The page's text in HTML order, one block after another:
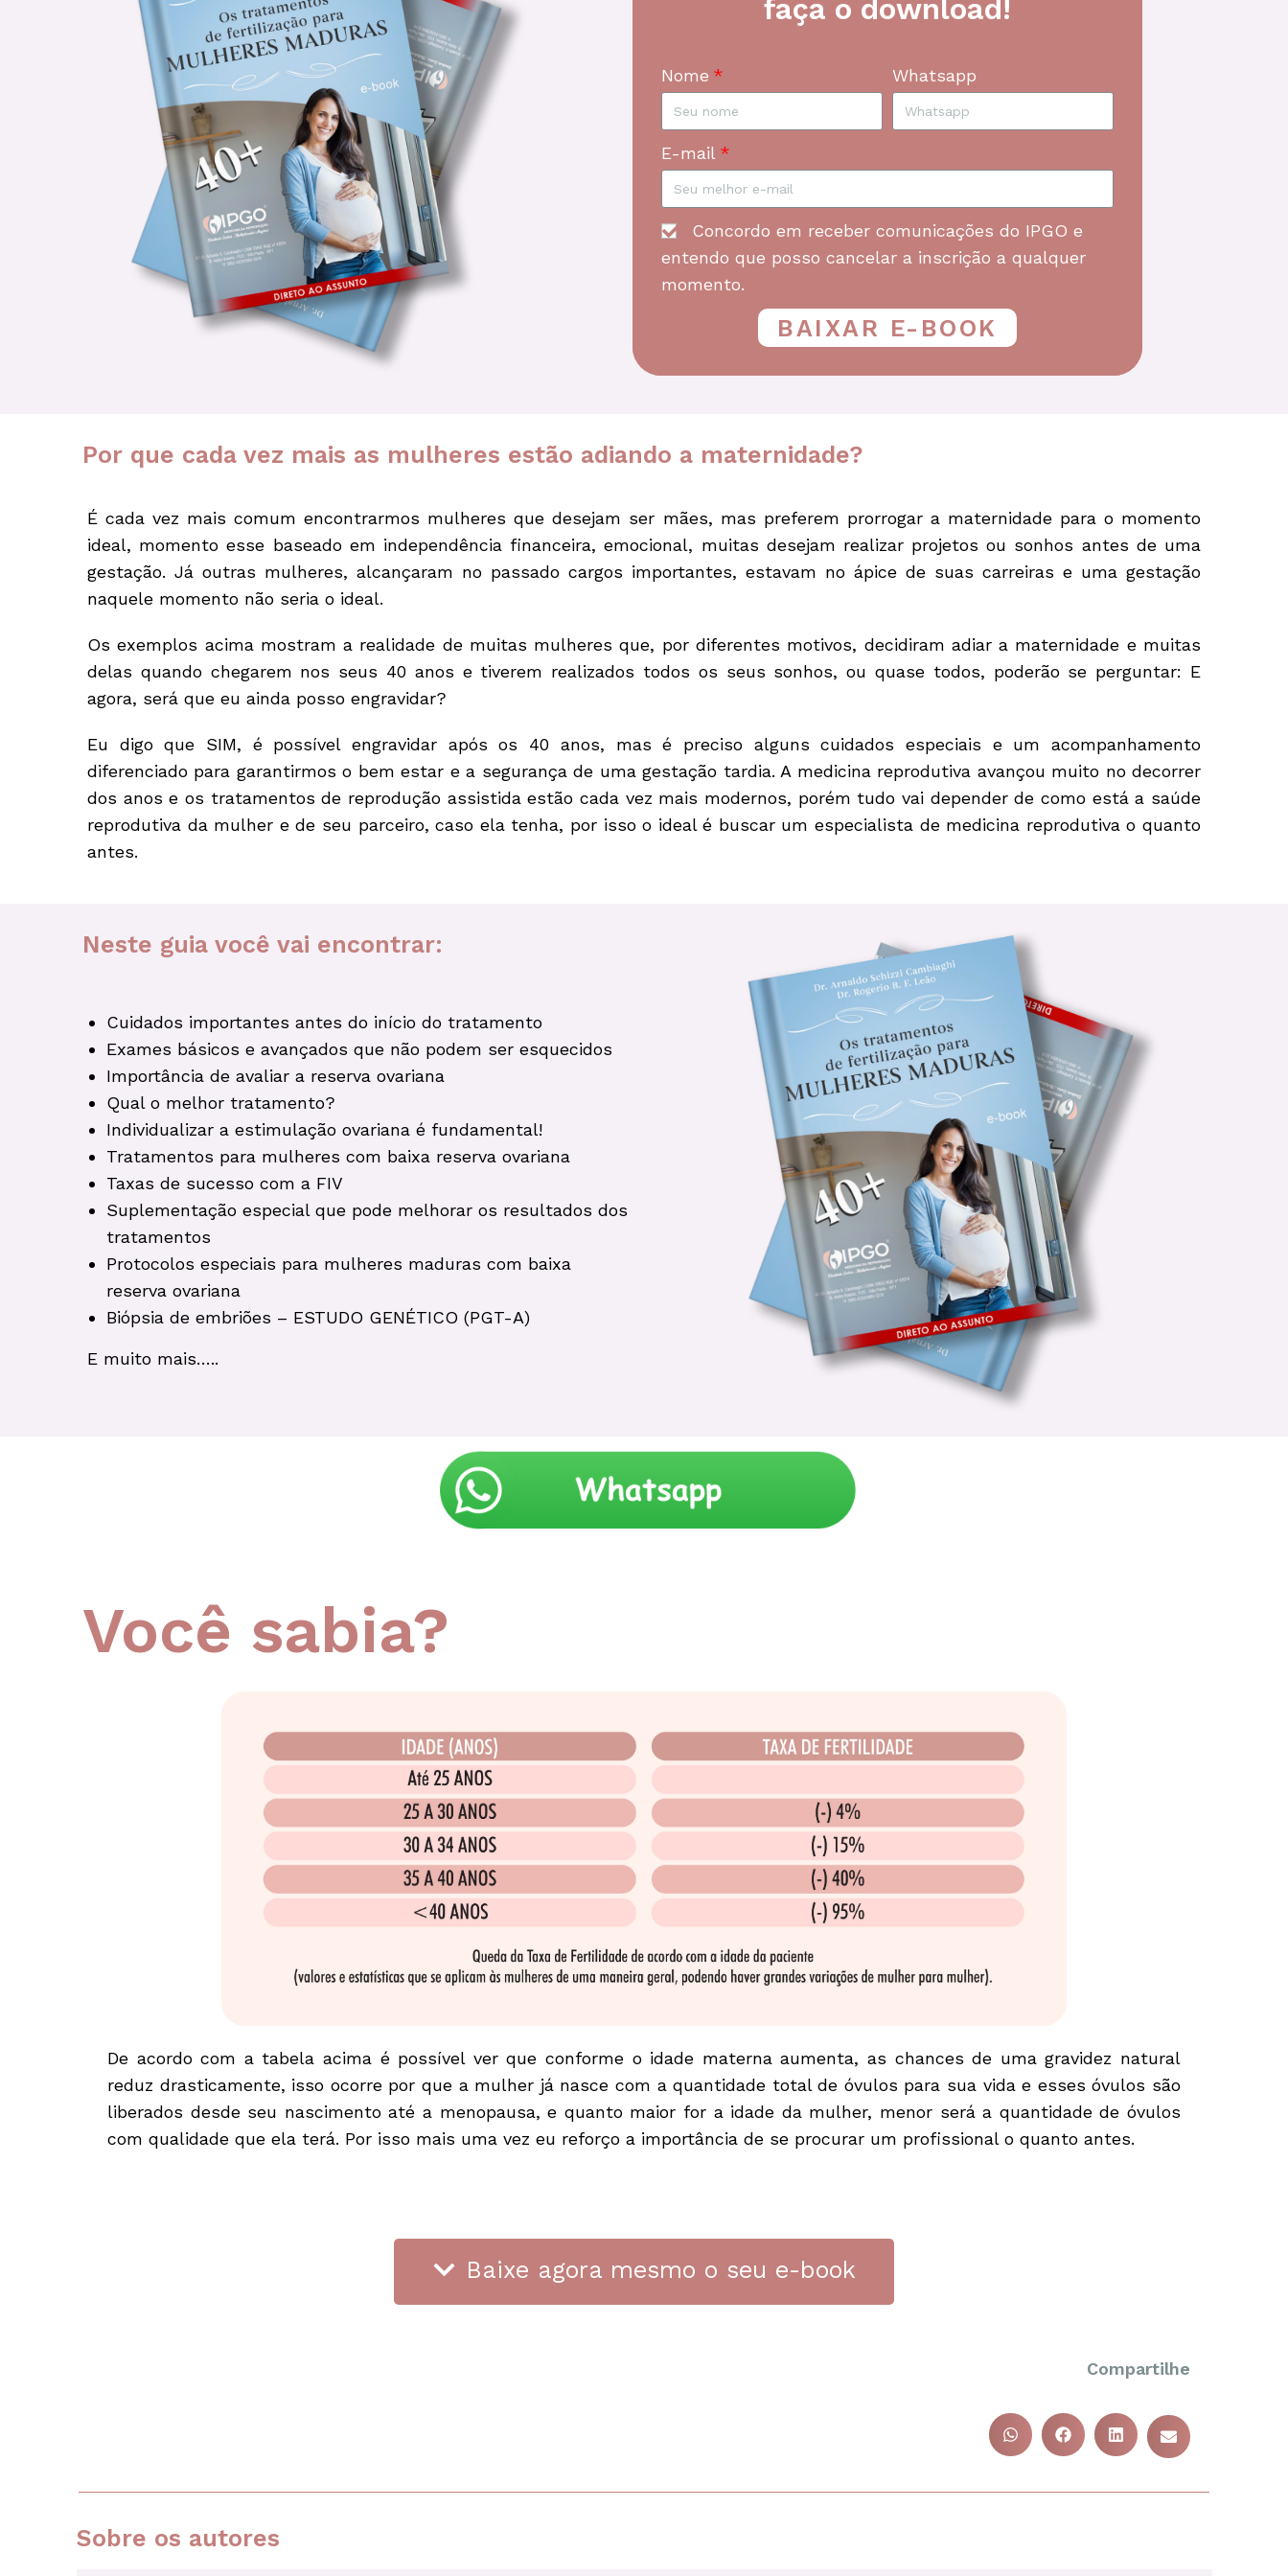
faça o download!
Nome Whatsapp
E-mail
Concordo em receber comunicações do IPGO e
entendo que posso cancelar a inscrição a qualquer
momento.
BAIXAR E-BOOK
Por que cada vez mais as mulheres estão adiando a maternidade?
É cada vez mais comum encontrarmos mulheres que desejam ser mães, mas preferem prorrogar a maternidade para o momento
ideal, momento esse baseado em independência financeira, emocional, muitas desejam realizar projetos ou sonhos antes de uma
gestação. Já outras mulheres, alcançaram no passado cargos importantes, estavam no ápice de suas carreiras e uma gestação
naquele momento não seria o ideal.
Os exemplos acima mostram a realidade de muitas mulheres que, por diferentes motivos, decidiram adiar a maternidade e muitas
delas quando chegarem nos seus 40 anos e tiverem realizados todos os seus sonhos, ou quase todos, poderão se perguntar: E
agora, será que eu ainda posso engravidar?
Eu digo que SIM, é possível engravidar após os 40 anos, mas é preciso alguns cuidados especiais e um acompanhamento
diferenciado para garantirmos o bem estar e a segurança de uma gestação tardia. A medicina reprodutiva avançou muito no decorrer
dos anos e os tratamentos de reprodução assistida estão cada vez mais modernos, porém tudo vai depender de como está a saúde
reprodutiva da mulher e de seu parceiro, caso ela tenha, por isso o ideal é buscar um especialista de medicina reprodutiva o quanto
antes.
Neste guia você vai encontrar:
Cuidados importantes antes do início do tratamento
Exames básicos e avançados que não podem ser esquecidos
Importância de avaliar a reserva ovariana
Qual o melhor tratamento?
Individualizar a estimulação ovariana é fundamental!
Tratamentos para mulheres com baixa reserva ovariana
Taxas de sucesso com a FIV
Suplementação especial que pode melhorar os resultados dos
tratamentos
Protocolos especiais para mulheres maduras com baixa
reserva ovariana
Biópsia de embriões – ESTUDO GENÉTICO (PGT-A)
E muito mais…..
Você sabia?
De acordo com a tabela acima é possível ver que conforme o idade materna aumenta, as chances de uma gravidez natural
reduz drasticamente, isso ocorre por que a mulher já nasce com a quantidade total de óvulos para sua vida e esses óvulos são
liberados desde seu nascimento até a menopausa, e quanto maior for a idade da mulher, menor será a quantidade de óvulos
com qualidade que ela terá. Por isso mais uma vez eu reforço a importância de se procurar um profissional o quanto antes.
Baixe agora mesmo o seu e-book
Compartilhe
Sobre os autores